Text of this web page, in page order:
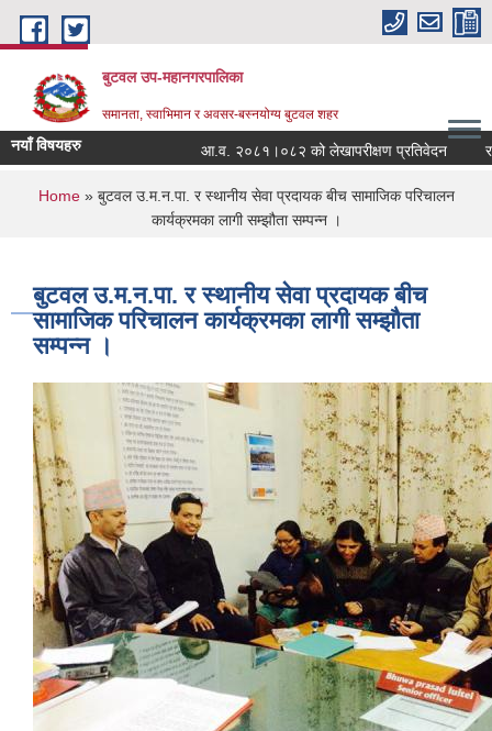
Skip to main content
बुटवल उप-महानगरपालिका
समानता, स्वाभिमान र अवसर-बस्नयोग्य बुटवल शहर
नयाँ विषयहरु आ.व. २०८१।०८२ को लेखापरीक्षण प्रतिवेदन
You are here
Home» बुटवल उ.म.न.पा. र स्थानीय सेवा प्रदायक बीच सामाजिक परिचालन
कार्यक्रमका लागी सम्झौता सम्पन्न ।
बुटवल उ.म.न.पा. र स्थानीय सेवा प्रदायक बीच
सामाजिक परिचालन कार्यक्रमका लागी सम्झौता
सम्पन्न ।